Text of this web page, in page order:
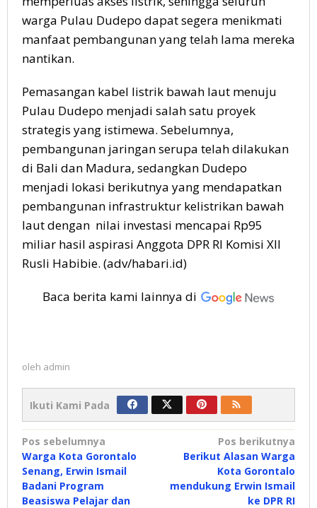
warga Pulau Dudepo dapat segera menikmati
manfaat pembangunan yang telah lama mereka
nantikan.
Pemasangan kabel listrik bawah laut menuju
Pulau Dudepo menjadi salah satu proyek
strategis yang istimewa. Sebelumnya,
pembangunan jaringan serupa telah dilakukan
di Bali dan Madura, sedangkan Dudepo
menjadi lokasi berikutnya yang mendapatkan
pembangunan infrastruktur kelistrikan bawah
laut dengan nilai investasi mencapai Rp95
miliar hasil aspirasi Anggota DPR RI Komisi XII
Rusli Habibie. (adv/habari.id)
Baca berita kami lainnya di
oleh admin
Ikuti Kami Pada
Navigasi
pos
Pos sebelumnya
Warga Kota Gorontalo
Senang, Erwin Ismail
Badani Program
Beasiswa Pelajar dan
Pos berikutnya
Berikut Alasan Warga
Kota Gorontalo
mendukung Erwin Ismail
ke DPR RI